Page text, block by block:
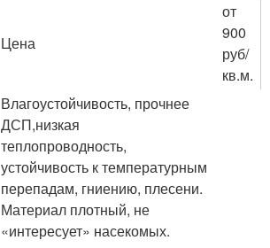
Цена
от
900
руб/
кв.м.
Влагоустойчивость, прочнее
ДСП,низкая
теплопроводность,
устойчивость к температурным
перепадам, гниению, плесени.
Материал плотный, не
«интересует» насекомых.